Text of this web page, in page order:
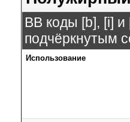
BB коды [b], [i]
подчёркнутым
Использование